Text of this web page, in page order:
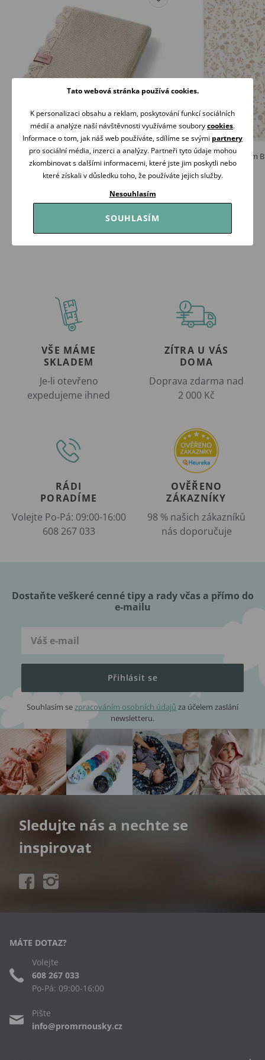
BabyOno Pletená dětská deka bambusová
ozdobný lem SVĚTLE BÉŽOVÁ
Jollein Deka 75x100cm
649 Kč
Skladem
Koupit
VŠE MÁME
SKLADEM
Je-li otevřeno
expedujeme ihned
ZÍTRA U VÁS
DOMA
Doprava zdarma nad
2 000 Kč
RÁDI
PORADÍME
Volejte Po-Pá: 09:00-16:00
608 267 033
OVĚŘENO
ZÁKAZNÍKY
98 % našich zákazníků
nás doporučuje
Dostaňte veškeré cenné tipy a rady včas a přímo do
e-mailu
Přihlásit se
Souhlasím sezpracováním osobních údajů za účelem zaslání
newsletteru.
Sledujte nás a nechte se
inspirovat
MÁTE DOTAZ?
Volejte
608 267 033
Po-Pá: 09:00-16:00
Pište
info@promrnousky.cz
Tato webová stránka používá cookies.
K personalizaci obsahu a reklam, poskytování funkcí sociálních
médií a analýze naší návštěvnosti využíváme souborycookies.
Informace o tom, jak náš web používáte, sdílíme se svými partnery
pro sociální média, inzerci a analýzy. Partneři tyto údaje mohou
zkombinovat s dalšími informacemi, které jste jim poskytli nebo
které získali v důsledku toho, že používáte jejich služby.
Nesouhlasím
SOUHLASÍM